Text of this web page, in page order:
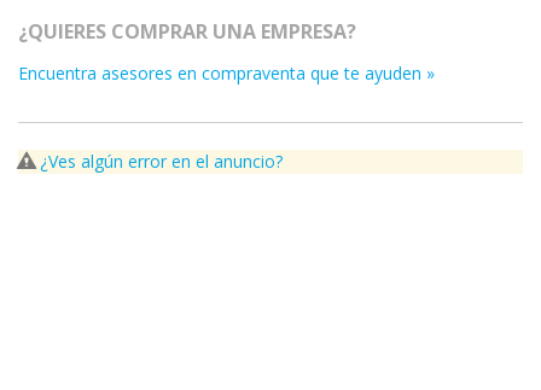
¿QUIERES COMPRAR UNA EMPRESA?
Encuentra asesores en compraventa que te ayuden »
¿Ves algún error en el anuncio?